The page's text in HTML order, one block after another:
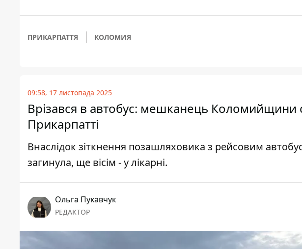
ПРИКАРПАТТЯ КОЛОМИЯ
09:58, 17 листопада 2025
Врізався в автобус: мешканець Коломийщини
Прикарпатті
Внаслідок зіткнення позашляховика з рейсовим
загинула, ще вісім - у лікарні.
Ольга Пукавчук
РЕДАКТОР